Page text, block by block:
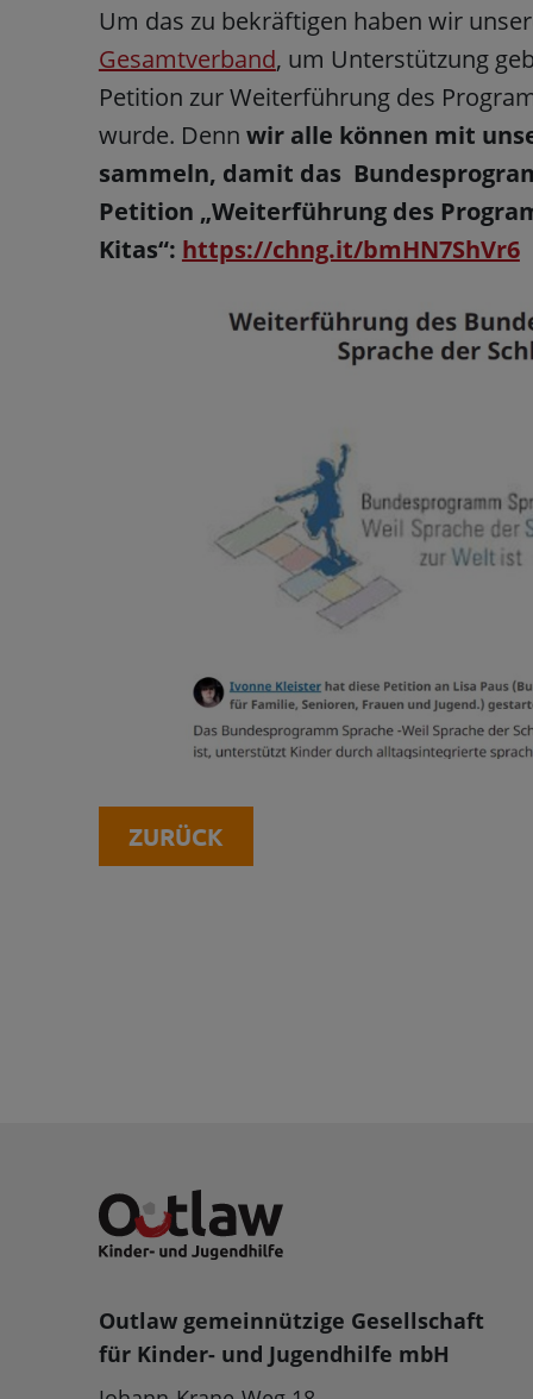
Um das zu bekräftigen haben wir
Gesamtverband, um Unterstützung
Petition zur Weiterführung des
wurde. Denn wir alle können mit
sammeln, damit das
Petition „Weiterführung des
Kitas“: https://chng.it/bmHN7ShVr6
ZURÜCK
Outlaw gemeinnützige Gesellschaft
für Kinder- und Jugendhilfe mbH